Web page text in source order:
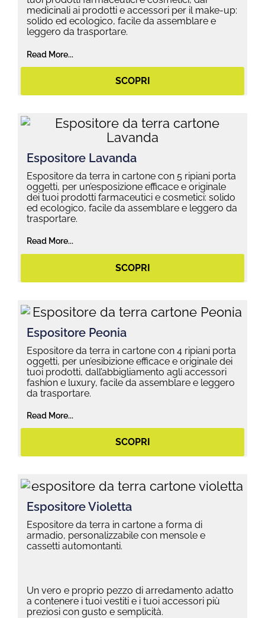
medicinali ai prodotti e accessori per il make-up:
solido ed ecologico, facile da assemblare e
leggero da trasportare.
Read More...
SCOPRI
Espositore Lavanda
Espositore da terra in cartone con 5 ripiani porta
oggetti, per un’esposizione efficace e originale
dei tuoi prodotti farmaceutici e cosmetici: solido
ed ecologico, facile da assemblare e leggero da
trasportare.
Read More...
SCOPRI
Espositore Peonia
Espositore da terra in cartone con 4 ripiani porta
oggetti, per un’esibizione efficace e originale dei
tuoi prodotti, dall’abbigliamento agli accessori
fashion e luxury, facile da assemblare e leggero
da trasportare.
Read More...
SCOPRI
Espositore Violetta
Espositore da terra in cartone a forma di
armadio, personalizzabile con mensole e
cassetti automontanti.
Un vero e proprio pezzo di arredamento adatto
a contenere i tuoi vestiti e i tuoi accessori più
preziosi con gusto e semplicità.